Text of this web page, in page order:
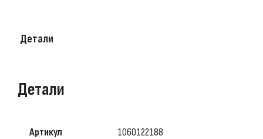
Детали
Детали
Артикул 1060122188